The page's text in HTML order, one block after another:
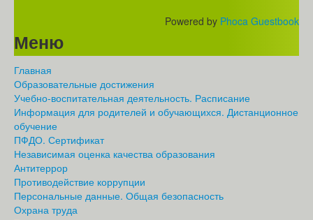
Powered by Phoca Guestbook
Меню
Главная
Образовательные достижения
Учебно-воспитательная деятельность. Расписание
Информация для родителей и обучающихся. Дистанционное
обучение
ПФДО. Сертификат
Независимая оценка качества образования
Антитеррор
Противодействие коррупции
Персональные данные. Общая безопасность
Охрана труда